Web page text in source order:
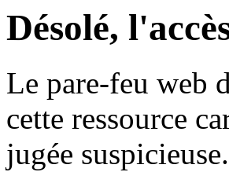
Désolé,
Le pare-feu web
cette ressource
jugée suspicieuse.